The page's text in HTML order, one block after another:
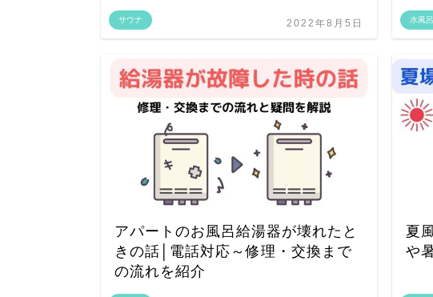
サウナ 2022年8月5日 水風呂
アパートのお風呂給湯器が壊れたと
きの話│電話対応～修理・交換まで
の流れを紹介
夏
や